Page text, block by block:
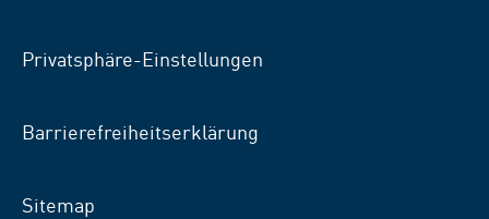
Privatsphäre-Einstellungen
Barrierefreiheitserklärung
Sitemap